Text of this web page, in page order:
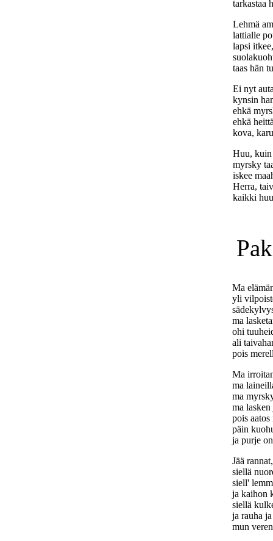
tarkastaa
Lehmä
lattialle
lapsi
taas hän
Ei nyt
kynsin
ehkä
ehkä
kova,
Huu, kuin
myrsky
iskee
Herra,
kaikki
Ma
yli
ma
ohi
ali
pois
Ma
ma
ma
ma
pois
päin
ja purje
Jää
siellä
siell'
ja kaihon
siellä
ja rauha
mun